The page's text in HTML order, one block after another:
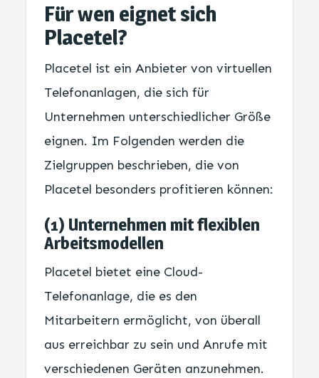
Für wen eignet sich
Placetel?
Placetel ist ein Anbieter von virtuellen
Telefonanlagen, die sich für
Unternehmen unterschiedlicher Größe
eignen. Im Folgenden werden die
Zielgruppen beschrieben, die von
Placetel besonders profitieren können:
(1) Unternehmen mit flexiblen
Arbeitsmodellen
Placetel bietet eine Cloud-
Telefonanlage, die es den
Mitarbeitern ermöglicht, von überall
aus erreichbar zu sein und Anrufe mit
verschiedenen Geräten anzunehmen.